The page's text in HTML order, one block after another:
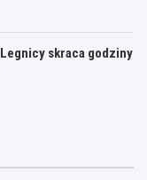
skraca godziny